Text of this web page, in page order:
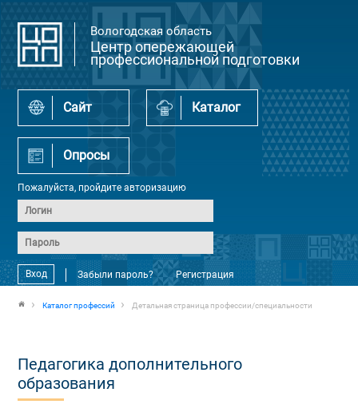
Вологодская область
Центр опережающей
профессиональной подготовки
Сайт Каталог
Опросы
Пожалуйста, пройдите авторизацию
Вход Забыли пароль? Регистрация
Каталог профессий Детальная страница профессии/специальности
Педагогика дополнительного
образования